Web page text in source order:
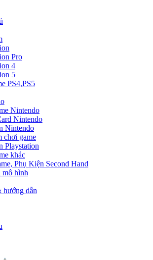
Pro
4
5
PS4,PS5
Nintendo
Nintendo
Nintendo
chơi game
Playstation
khác
Phụ Kiện Second Hand
hình
hướng dẫn